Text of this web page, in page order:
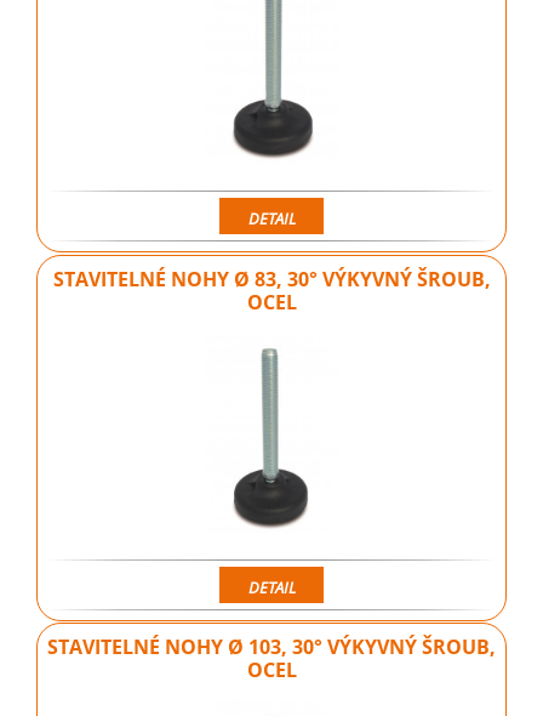
DETAIL
STAVITELNÉ NOHY Ø 83, 30° VÝKYVNÝ ŠROUB,
OCEL
DETAIL
STAVITELNÉ NOHY Ø 103, 30° VÝKYVNÝ ŠROUB,
OCEL